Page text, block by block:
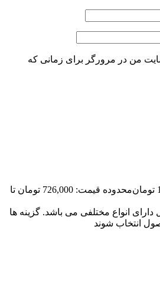
من در مرورگر برای زمانی که
تومان
محدوده قیمت: 726,000 تومان تا
دارای انواع مختلفی می باشد. گزینه ها
انتخاب شوند